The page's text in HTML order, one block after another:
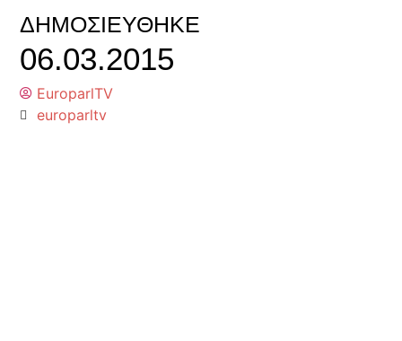
ΔΗΜΟΣΙΕΎΘΗΚΕ
06.03.2015
EuroparlTV
europarltv